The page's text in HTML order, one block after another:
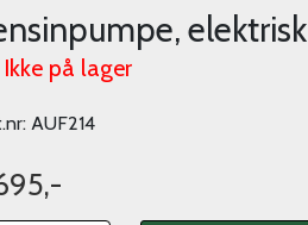
elektrisk
på lager
AUF214